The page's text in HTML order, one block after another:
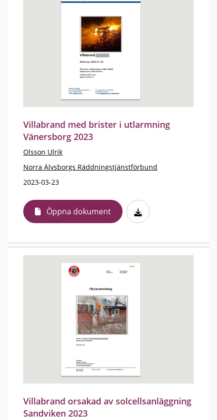
Villabrand med brister i utlarmning
Vänersborg 2023
Olsson Ulrik
Norra Älvsborgs Räddningstjänstförbund
2023-03-23
Öppna dokument
Villabrand orsakad av solcellsanläggning
Sandviken 2023